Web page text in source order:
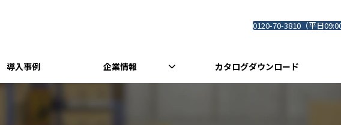
0120-70-3810（平日
導入事例 企業情報 カタログダウンロード